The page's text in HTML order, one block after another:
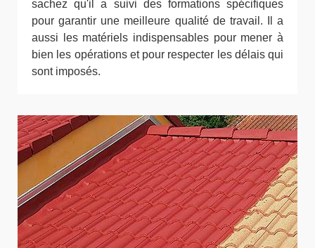
sachez qu'il a suivi des formations spécifiques
pour garantir une meilleure qualité de travail. Il a
aussi les matériels indispensables pour mener à
bien les opérations et pour respecter les délais qui
sont imposés.